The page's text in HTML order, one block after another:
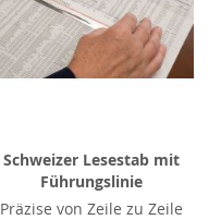
Schweizer Lesestab mit
Führungslinie
Präzise von Zeile zu Zeile